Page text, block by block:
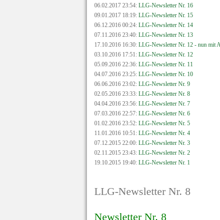
06.02.2017 23:54: LLG-Newsletter Nr. 16
09.01.2017 18:19: LLG-Newsletter Nr. 15
06.12.2016 00:24: LLG-Newsletter Nr. 14
07.11.2016 23:40: LLG-Newsletter Nr. 13
17.10.2016 16:30: LLG-Newsletter Nr. 12 - nun mit
03.10.2016 17:51: LLG-Newsletter Nr. 12
05.09.2016 22:36: LLG-Newsletter Nr. 11
04.07.2016 23:25: LLG-Newsletter Nr. 10
06.06.2016 23:02: LLG-Newsletter Nr. 9
02.05.2016 23:33: LLG-Newsletter Nr. 8
04.04.2016 23:56: LLG-Newsletter Nr. 7
07.03.2016 22:57: LLG-Newsletter Nr. 6
01.02.2016 23:52: LLG-Newsletter Nr. 5
11.01.2016 10:51: LLG-Newsletter Nr. 4
07.12.2015 22:00: LLG-Newsletter Nr. 3
02.11.2015 23:43: LLG-Newsletter Nr. 2
19.10.2015 19:40: LLG-Newsletter Nr. 1
LLG-Newsletter Nr. 8
Newsletter Nr. 8